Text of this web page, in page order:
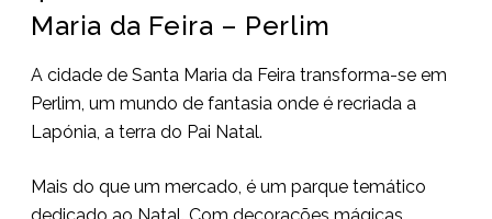
Maria da Feira – Perlim
A cidade de Santa Maria da Feira transforma-se em
Perlim, um mundo de fantasia onde é recriada a
Lapónia, a terra do Pai Natal.
Mais do que um mercado, é um parque temático